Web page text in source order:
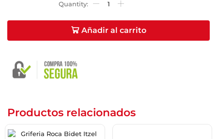
Añadir al carrito
Productos relacionados